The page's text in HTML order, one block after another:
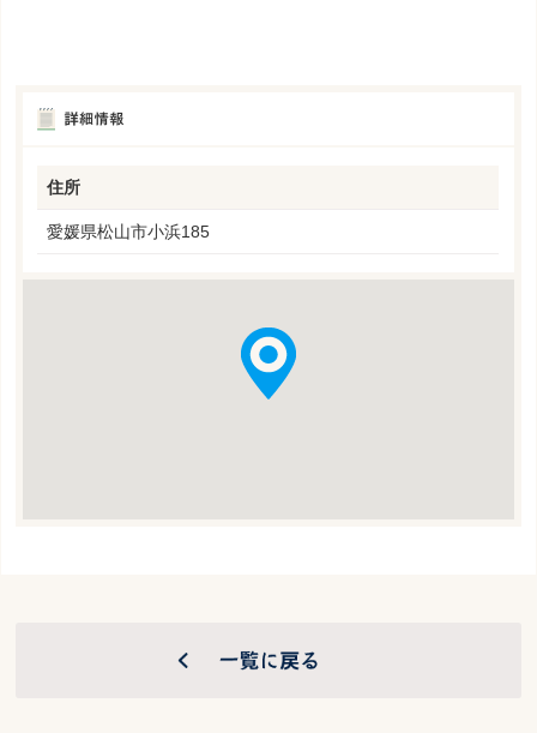
住所
愛媛県松山市小浜185